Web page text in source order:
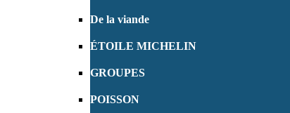
De la viande
ÉTOILE MICHELIN
GROUPES
POISSON